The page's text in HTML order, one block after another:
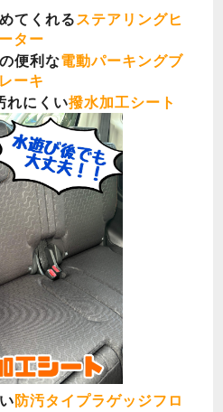
てくれる ステアリングヒ
ーター
便利な電動パーキングブ
レーキ
れにくい撥水加工シート
防汚タイプラゲッジフロ